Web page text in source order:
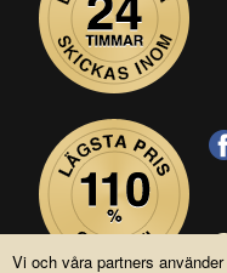
Vi och våra partners använder